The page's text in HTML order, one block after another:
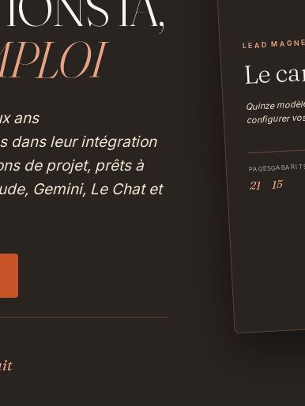
ans
dans leur intégration
de projet, prêts à
Gemini, Le Chat et
LEAD
Le
Quinze
configurer
PAGES
21 15